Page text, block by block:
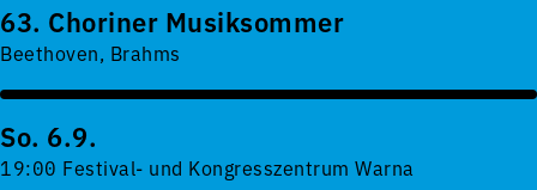
63. Choriner Musiksommer
Beethoven, Brahms
So. 6.9.
19:00 Festival- und Kongresszentrum Warna